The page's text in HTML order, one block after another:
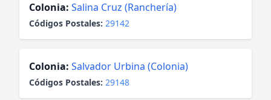
Colonia: Salina Cruz (Ranchería)
Códigos Postales: 29142
Colonia: Salvador Urbina (Colonia)
Códigos Postales: 29148